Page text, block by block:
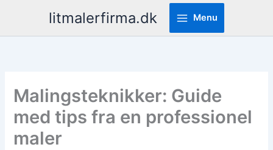
turinio
litmalerfirma.dk Menu
Malingsteknikker: Guide
med tips fra en professionel
maler